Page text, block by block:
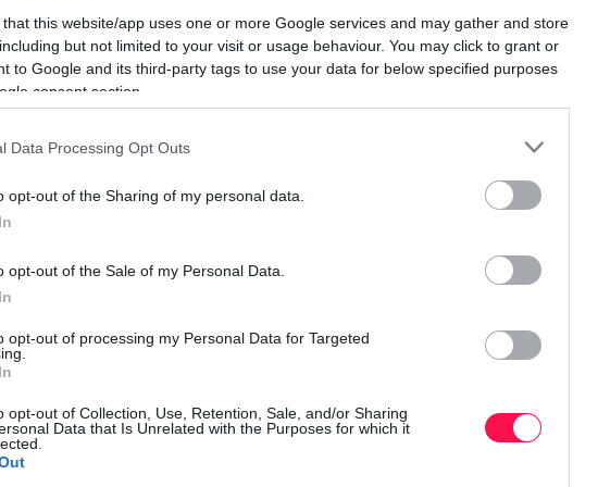
that this website/app uses one or more Google services and may gather and store
but not limited to your visit or usage behaviour. You may click to grant or
to Google and its third-party tags to use your data for below specified purposes
consent section.
Data Processing Opt Outs
opt-out of the Sharing of my personal data.
opt-out of the Sale of my Personal Data.
opt-out of processing my Personal Data for Targeted
opt-out of Collection, Use, Retention, Sale, and/or Sharing
Data that Is Unrelated with the Purposes for which it
hogy szeretet, boldogság és vidámság
a mai napod!
Kívánom, hogy mindig olyan sok szeretetet
te adsz másoknak. Boldog névnapot!
Augusztus 21. -
Augusztus 22. -
Augusztus 23. -
Augusztus 24. -
Augusztus 25. -
Augusztus 26. -
Augusztus 27. -
Augusztus 29. -
Augusztus 30. -